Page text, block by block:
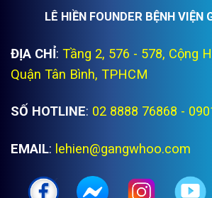
LÊ HIỀN FOUNDER BỆNH VIỆN
ĐỊA CHỈ: Tầng 2, 576 - 578, Cộng
Quận Tân Bình, TPHCM
SỐ HOTLINE: 02 8888 76868 -
EMAIL: lehien@gangwhoo.com